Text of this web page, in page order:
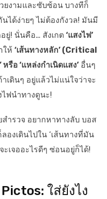
ยงามและซับซ้อน บางทีก็
ได้ง่ายๆ ไม่ต้องกังวล! มันมี
ยู่! นั่นคือ… สังเกต ‘แสงไฟ’
ให้ ‘เส้นทางหลัก’ (Critical
หรือ ‘แหล่งกำเนิดแสง’ อื่นๆ
เดินๆ อยู่แล้วไม่แน่ใจว่าจะ
ฟนำทางดูนะ!
ำรวจ อยากหาทางลับ บอส
งเดินไปใน ‘เส้นทางที่มัน
เจออะไรดีๆ ซ่อนอยู่ก็ได้!
ใส่ยังไง